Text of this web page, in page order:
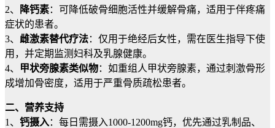
2、
降钙素：可降低破骨细胞活性并缓解骨痛，适用于伴疼痛
症状的患者。
3、 雌激素替代疗法：仅用于绝经后女性，需在医生指导下使
用，并定期监测妇科及乳腺健康。
4、
甲状旁腺素类似物：如重组人甲状旁腺素，通过刺激骨形
成增加骨密度，适用于严重骨质疏松患者。
二、营养支持
1、 钙摄入：每日需摄入1000-1200mg钙，优先通过乳制品、